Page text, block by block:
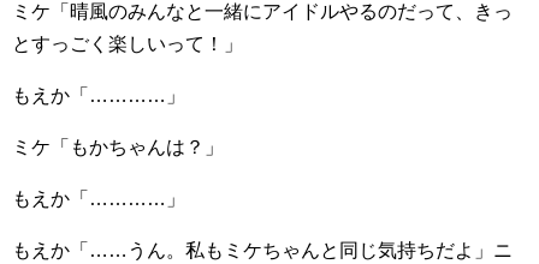
ミケ「晴風のみんなと一緒にアイドルやるのだって、きっ
とすっごく楽しいって！」
もえか「…………」
ミケ「もかちゃんは？」
もえか「…………」
もえか「……うん。私もミケちゃんと同じ気持ちだよ」ニ